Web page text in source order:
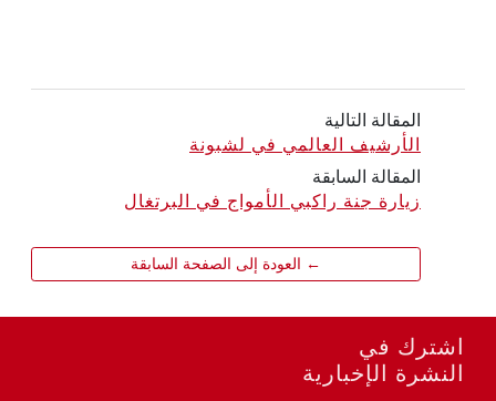
المقالة التالية
الأرشيف العالمي في لشبونة
المقالة السابقة
زيارة جنة راكبي الأمواج في البرتغال
← العودة إلى الصفحة السابقة
اشترك في
النشرة الإخبارية